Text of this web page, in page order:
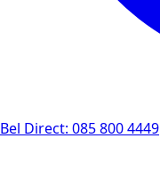
Bel Direct: 085 800 4449